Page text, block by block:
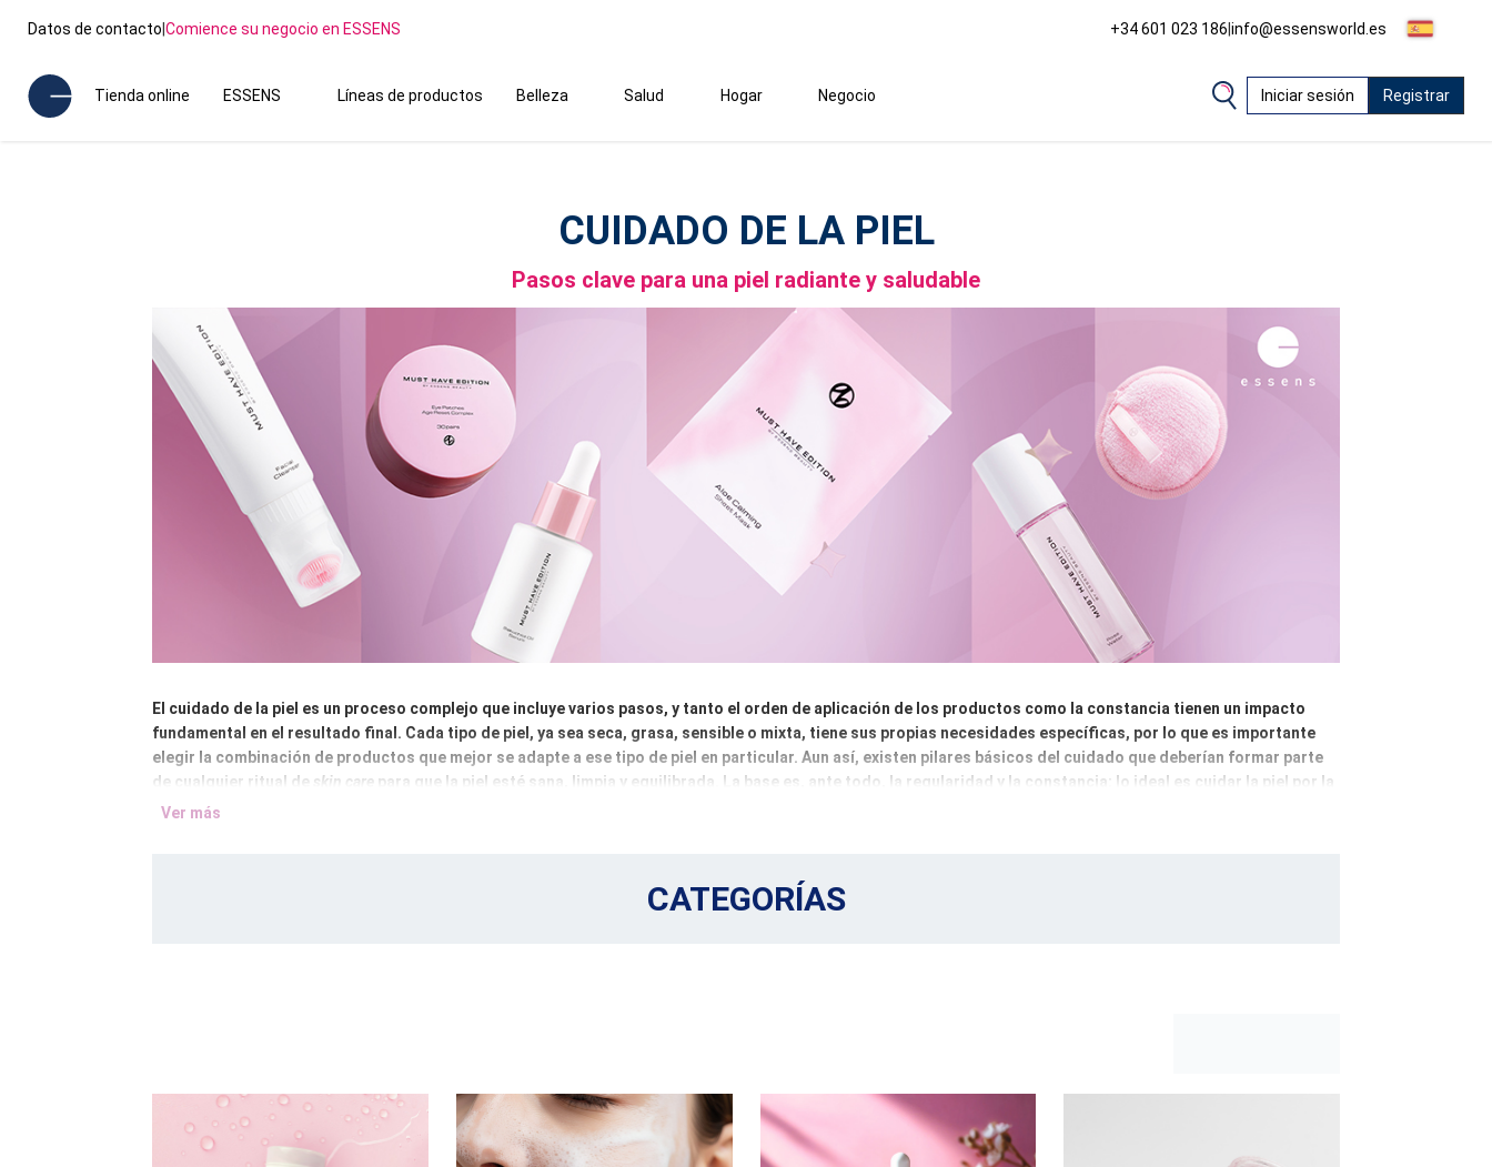
Datos de contacto|Comience su negocio en ESSENS +34 601 023 186|info@essensworld.es
Tienda online ESSENS Líneas de productos Belleza Salud Hogar Negocio Iniciar sesión Registrar
CUIDADO DE LA PIEL
Pasos clave para una piel radiante y saludable
El cuidado de la piel es un proceso complejo que incluye varios pasos, y tanto el orden de aplicación de los productos como la constancia tienen un impacto
fundamental en el resultado final. Cada tipo de piel, ya sea seca, grasa, sensible o mixta, tiene sus propias necesidades específicas, por lo que es importante
elegir la combinación de productos que mejor se adapte a ese tipo de piel en particular. Aun así, existen pilares básicos del cuidado que deberían formar parte
de cualquier ritual de skin care para que la piel esté sana, limpia y equilibrada. La base es, ante todo, la regularidad y la constancia: lo ideal es cuidar la piel por la
mañana y por la noche.
utilizan aguas micelares, leches desmaquillantes o desmaquillantes bifásicos. A continuación, seguimos con la limpieza y la tonificación mediante emulsiones,
espumas o geles limpiadores, complementados con tónicos o agua de rosas que ayudan a restablecer el equilibrio de la piel. Después llega el turno del cuidado
Ver más
CATEGORÍAS